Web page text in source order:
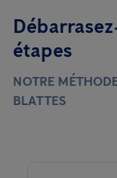
étapes
NOTRE
BLATTES